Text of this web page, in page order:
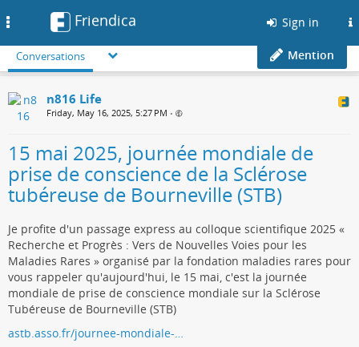
Friendica Sign in
Conversations Mention
n816 Life
Friday, May 16, 2025, 5:27 PM •
15 mai 2025, journée mondiale de
prise de conscience de la Sclérose
tubéreuse de Bourneville (STB)
Je profite d'un passage express au colloque scientifique 2025 «
Recherche et Progrès : Vers de Nouvelles Voies pour les
Maladies Rares » organisé par la fondation maladies rares pour
vous rappeler qu'aujourd'hui, le 15 mai, c'est la journée
mondiale de prise de conscience mondiale sur la Sclérose
Tubéreuse de Bourneville (STB)
astb.asso.fr/journee-mondiale-…